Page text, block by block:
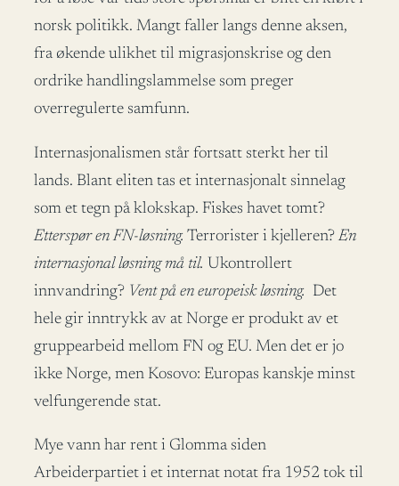
norsk politikk. Mangt faller langs denne aksen,
fra økende ulikhet til migrasjonskrise og den
ordrike handlingslammelse som preger
overregulerte samfunn.
Internasjonalismen står fortsatt sterkt her til
lands. Blant eliten tas et internasjonalt sinnelag
som et tegn på klokskap. Fiskes havet tomt?
Etterspør en FN-løsning. Terrorister i kjelleren?En
internasjonal løsning må til. Ukontrollert
innvandring? Vent på en europeisk løsning. Det
hele gir inntrykk av at Norge er produkt av et
gruppearbeid mellom FN og EU. Men det er jo
ikke Norge, men Kosovo: Europas kanskje minst
velfungerende stat.
Mye vann har rent i Glomma siden
Arbeiderpartiet i et internat notat fra 1952 tok til